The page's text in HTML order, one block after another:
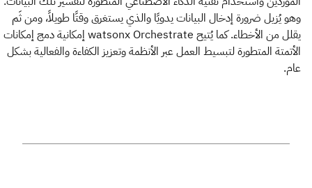
وهو يُزيل ضرورة إدخال البيانات يدويًا والذي يستغرق وقتًا طويلاً، ومن ثَم
يقلل من الأخطاء. كما يُتيح watsonx Orchestrate إمكانية دمج إمكانات
الأتمتة المتطورة لتبسيط العمل عبر الأنظمة وتعزيز الكفاءة والفعالية بشكل
عام.